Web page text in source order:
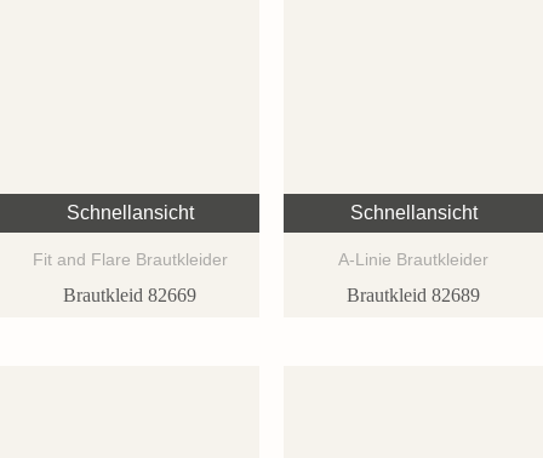
Schnellansicht
Fit and Flare Brautkleider
Brautkleid 82669
Schnellansicht
A-Linie Brautkleider
Brautkleid 82689